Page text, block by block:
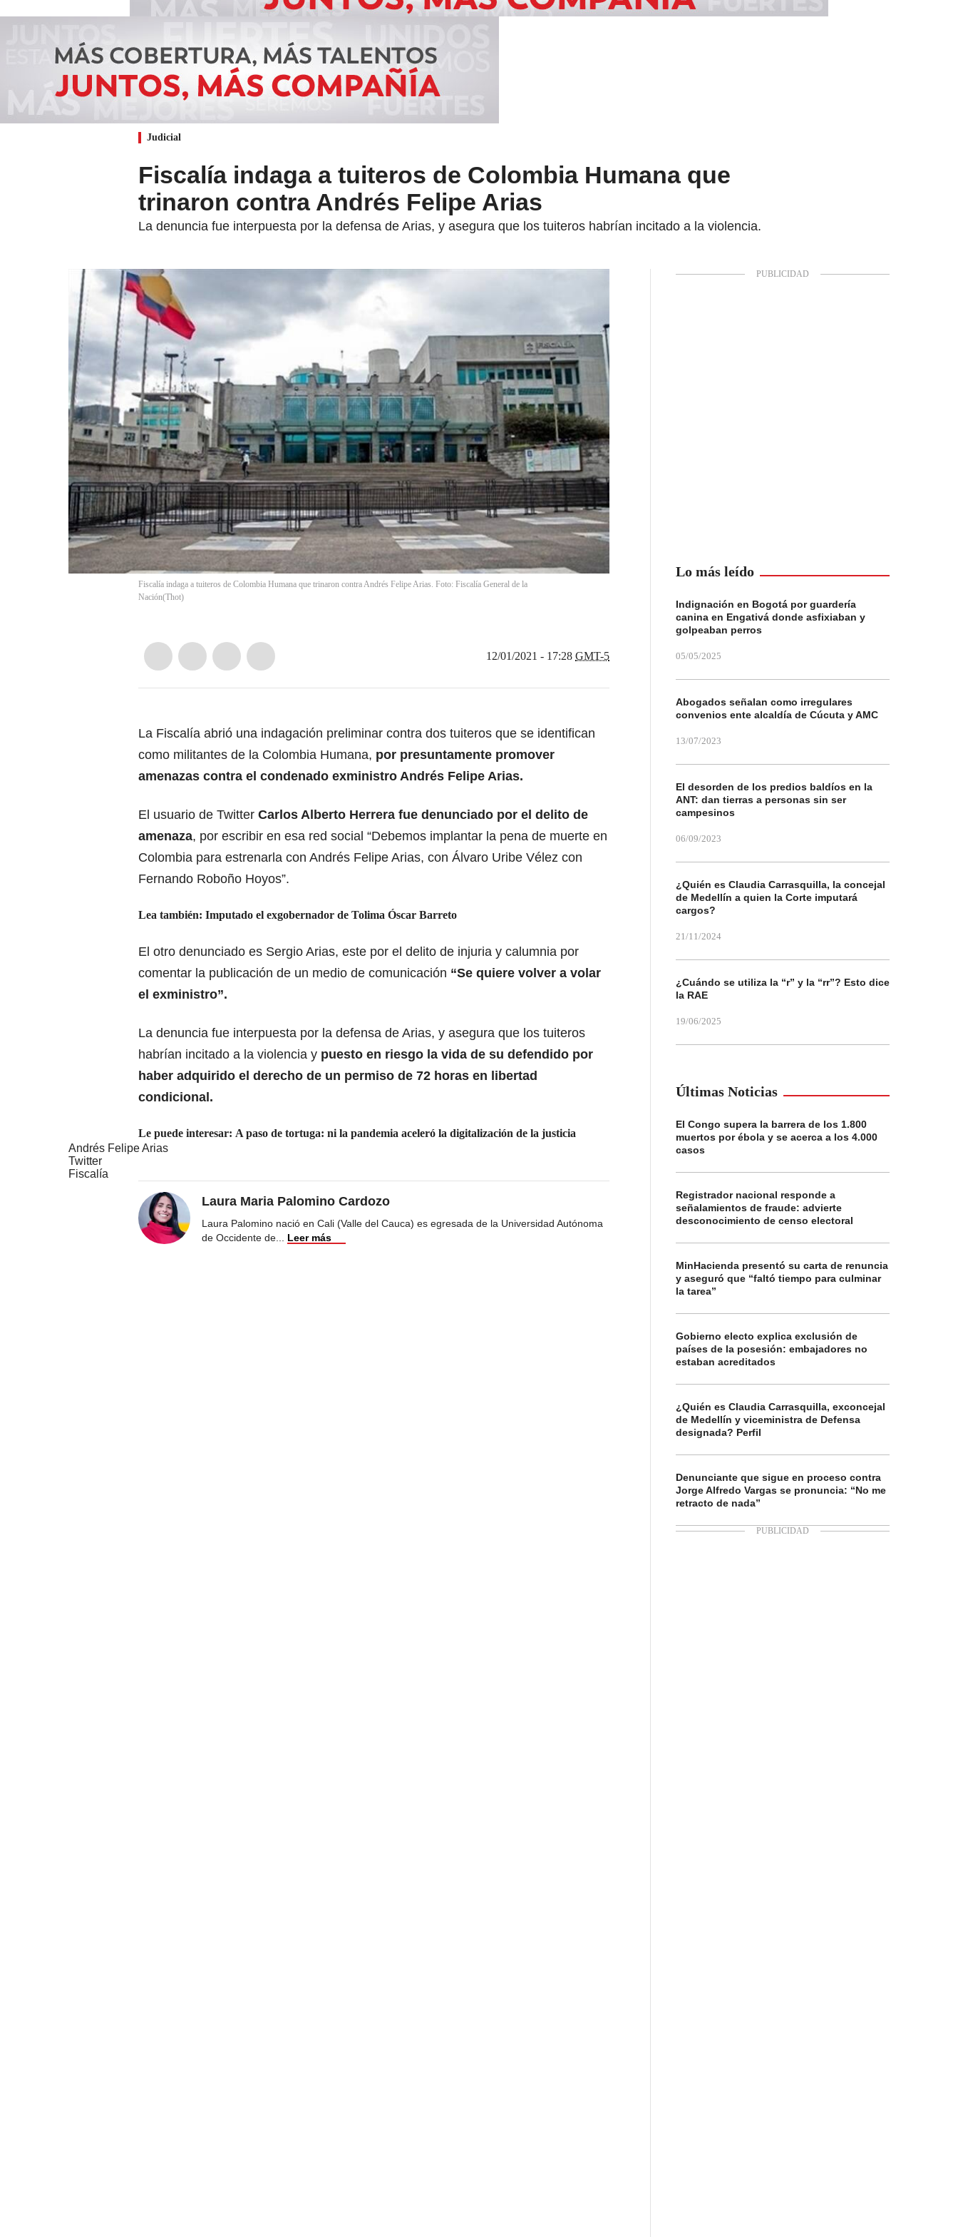
Judicial
Fiscalía indaga a tuiteros de Colombia Humana que
trinaron contra Andrés Felipe Arias
La denuncia fue interpuesta por la defensa de Arias, y asegura que los tuiteros habrían incitado a la violencia.
Fiscalía indaga a tuiteros de Colombia Humana que trinaron contra Andrés Felipe Arias. Foto: Fiscalía General de la
Nación(Thot)
12/01/2021 - 17:28 GMT-5
La Fiscalía abrió una indagación preliminar contra dos tuiteros que se identifican
como militantes de la Colombia Humana, por presuntamente promover
amenazas contra el condenado exministro Andrés Felipe Arias.
El usuario de Twitter Carlos Alberto Herrera fue denunciado por el delito de
amenaza, por escribir en esa red social “Debemos implantar la pena de muerte en
Colombia para estrenarla con Andrés Felipe Arias, con Álvaro Uribe Vélez con
Fernando Roboño Hoyos”.
Lea también: Imputado el exgobernador de Tolima Óscar Barreto
El otro denunciado es Sergio Arias, este por el delito de injuria y calumnia por
comentar la publicación de un medio de comunicación “Se quiere volver a volar
el exministro”.
La denuncia fue interpuesta por la defensa de Arias, y asegura que los tuiteros
habrían incitado a la violencia y puesto en riesgo la vida de su defendido por
haber adquirido el derecho de un permiso de 72 horas en libertad
condicional.
Le puede interesar: A paso de tortuga: ni la pandemia aceleró la digitalización de la justicia
Andrés Felipe Arias
Twitter
Fiscalía
Laura Maria Palomino Cardozo
Laura Palomino nació en Cali (Valle del Cauca) es egresada de la Universidad Autónoma
de Occidente de
Leer más
Lo más leído
Indignación en Bogotá por guardería
canina en Engativá donde asfixiaban y
golpeaban perros
05/05/2025
Abogados señalan como irregulares
convenios ente alcaldía de Cúcuta y AMC
13/07/2023
El desorden de los predios baldíos en la
ANT: dan tierras a personas sin ser
campesinos
06/09/2023
¿Quién es Claudia Carrasquilla, la concejal
de Medellín a quien la Corte imputará
cargos?
21/11/2024
¿Cuándo se utiliza la “r” y la “rr”? Esto dice
la RAE
19/06/2025
Últimas Noticias
El Congo supera la barrera de los 1.800
muertos por ébola y se acerca a los 4.000
casos
Registrador nacional responde a
señalamientos de fraude: advierte
desconocimiento de censo electoral
MinHacienda presentó su carta de renuncia
y aseguró que “faltó tiempo para culminar
la tarea”
Gobierno electo explica exclusión de
países de la posesión: embajadores no
estaban acreditados
¿Quién es Claudia Carrasquilla, exconcejal
de Medellín y viceministra de Defensa
designada? Perfil
Denunciante que sigue en proceso contra
Jorge Alfredo Vargas se pronuncia: “No me
retracto de nada”